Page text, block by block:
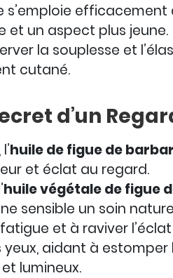
et un aspect plus jeune.
la souplesse et
cutané.
d’un
huile de figue de
et éclat au regard.
huile végétale de figue
sensible un soin
et à raviver
aidant à
lumineux.